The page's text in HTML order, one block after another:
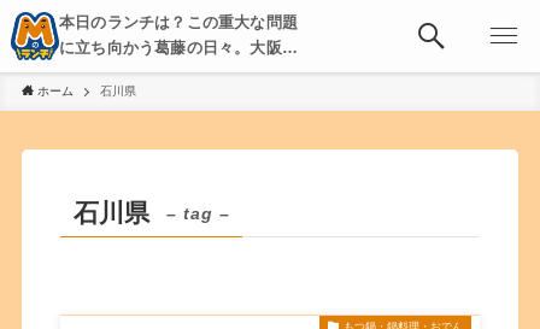
本日のランチは？この重大な問題
に立ち向かう葛藤の日々。大阪・
京都・神戸を中心とした食べ歩
き、飲み歩きを綴る。
ホーム 石川県
石川県 – tag –
もつ鍋・鍋料理・おでん